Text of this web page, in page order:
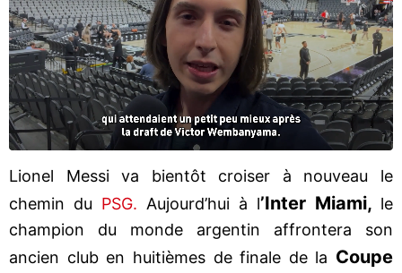
Lionel Messi va bientôt croiser à nouveau le
chemin du PSG. Aujourd’hui à l’Inter Miami, le
champion du monde argentin affrontera son
ancien club en huitièmes de finale de la Coupe